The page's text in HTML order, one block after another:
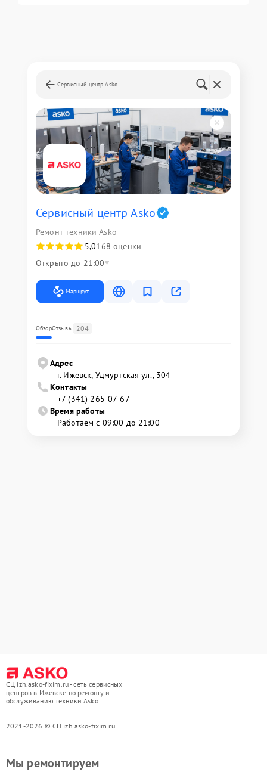
Сервисный центр Asko
Сервисный центр Asko
Ремонт техники Asko
5,0168 оценки
Открыто до 21:00
Маршрут
ОбзорОтзывы 204
Адрес
г. Ижевск, Удмуртская ул., 304
Контакты
+7 (341) 265-07-67
Время работы
Работаем с 09:00 до 21:00
СЦ izh.asko-fixim.ru - сеть сервисных
центров в Ижевске по ремонту и
обслуживанию техники Asko
2021-2026 © СЦ izh.asko-fixim.ru
Мы ремонтируем